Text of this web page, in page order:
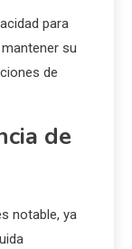
para
su
de
de
notable, ya